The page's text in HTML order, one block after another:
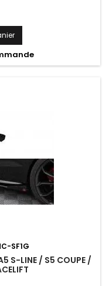
SF1G
S-LINE / S5 COUPE /